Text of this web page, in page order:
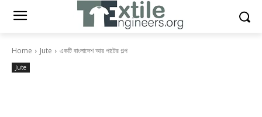
Home Jute একটি বাংলাদেশ আর পাটের গল্প
Jute